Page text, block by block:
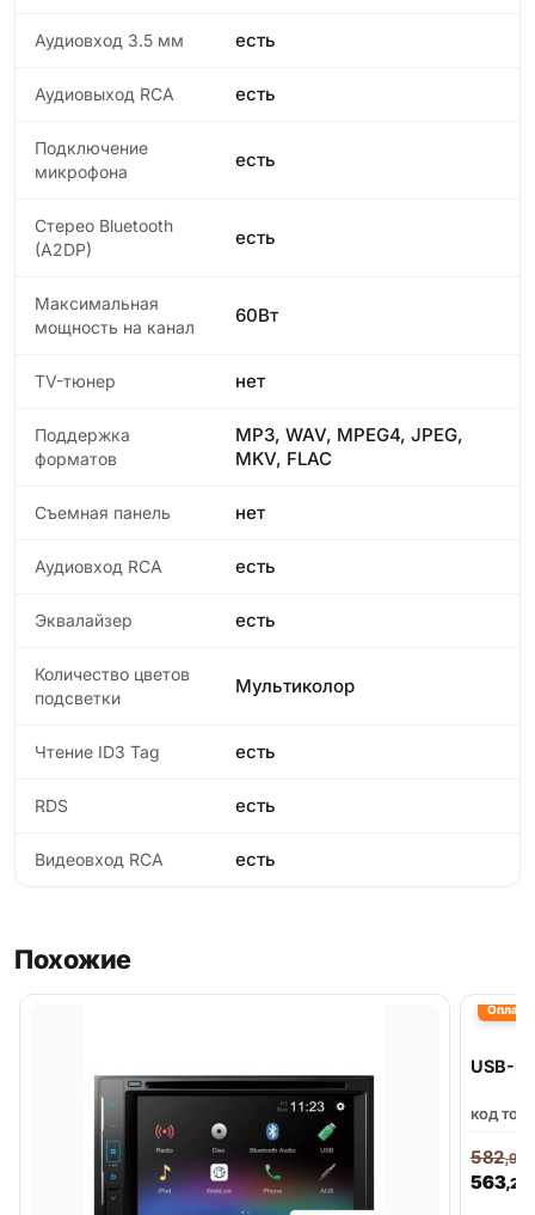
Аудиовход 3.5 мм есть
Аудиовыход RCA есть
Подключение
микрофона
есть
Стерео Bluetooth
(A2DP)
есть
Максимальная
мощность на канал
60Вт
TV-тюнер нет
Поддержка
форматов
MP3, WAV, MPEG4, JPEG,
MKV, FLAC
Съемная панель нет
Аудиовход RCA есть
Эквалайзер есть
Количество цветов
подсветки
Мультиколор
Чтение ID3 Tag есть
RDS есть
Видеовход RCA есть
Похожие
Оплата
USB-
код
563,20
582,91